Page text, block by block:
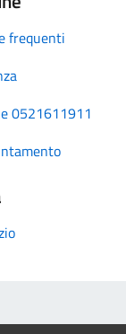
frequenti
0521611911